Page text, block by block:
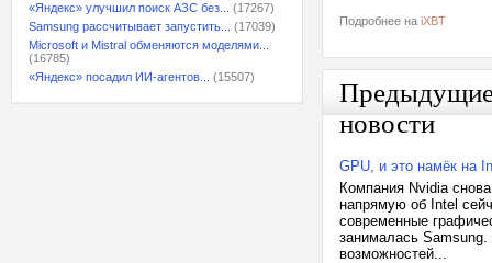
«Яндекс» улучшил поиск АЗС без...
(17267)
Samsung рассчитывает запустить...
(17039)
Microsoft и Mistral обменяются моделями...
(16785)
«Яндекс» посадил ИИ-агентов...
(15507)
Подробнее на iXBT
новости
GPU, и это намёк на
Компания Nvidia
напрямую об Intel
современные
занималась
возможностей...